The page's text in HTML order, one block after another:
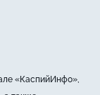
«КаспийИнфо»,